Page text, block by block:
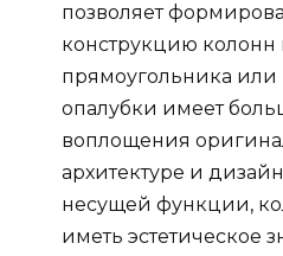
позволяет
конструкцию колонн
прямоугольника или
опалубки имеет
воплощения
архитектуре и
несущей функции,
иметь эстетическое